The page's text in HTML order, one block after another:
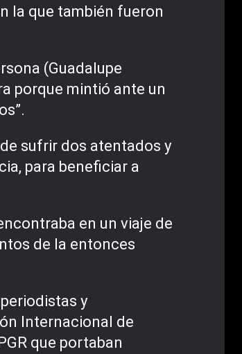
la que también fueron
(Guadalupe
porque mintió ante un
sufrir dos atentados y
para beneficiar a
en un viaje de
de la entonces
y
Internacional de
que portaban